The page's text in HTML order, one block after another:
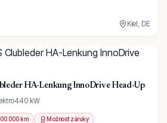
Kiel, DE
HA-Lenkung InnoDrive Head-Up
440 kW
000 km Možnost záruky